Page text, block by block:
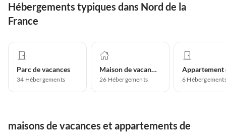
Hébergements typiques dans Nord de la
France
Parc de vacances
34 Hébergements
Maison de vacances
26 Hébergements 6
maisons de vacances et appartements de